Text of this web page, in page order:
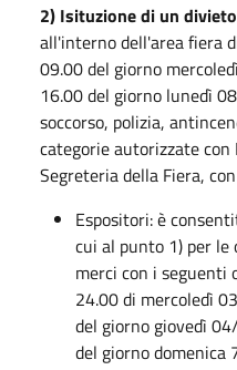
2) Isituzione di un
all'interno dell'area fiera
09.00 del giorno
16.00 del giorno lunedì
soccorso, polizia,
categorie autorizzate con
Segreteria della Fiera,
Espositori: è
cui al punto 1) per le
merci con i seguenti
24.00 di mercoledì
del giorno giovedì
del giorno